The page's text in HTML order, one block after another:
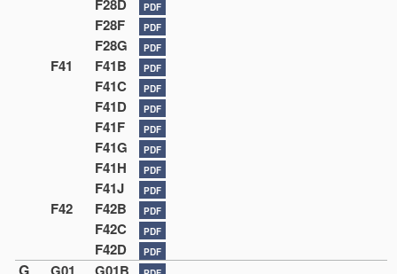
F28D PDF
F28F PDF
F28G PDF
F41 F41B PDF
F41C PDF
F41D PDF
F41F PDF
F41G PDF
F41H PDF
F41J PDF
F42 F42B PDF
F42C PDF
F42D PDF